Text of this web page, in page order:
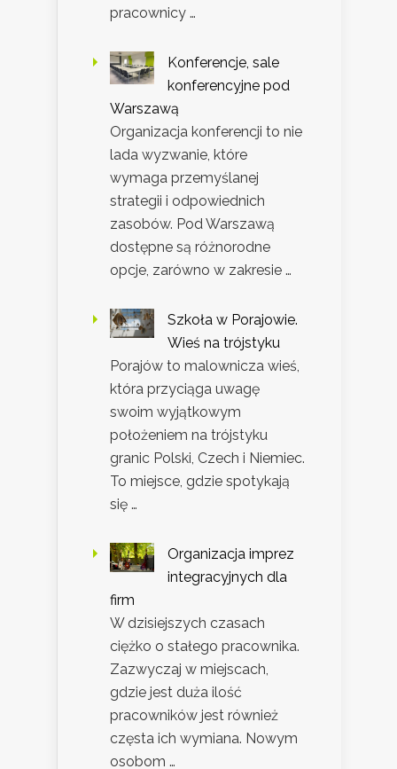
pracownicy …
Konferencje, sale
konferencyjne pod
Warszawą
Organizacja konferencji to nie
lada wyzwanie, które
wymaga przemyślanej
strategii i odpowiednich
zasobów. Pod Warszawą
dostępne są różnorodne
opcje, zarówno w zakresie …
Szkoła w Porajowie.
Wieś na trójstyku
Porajów to malownicza wieś,
która przyciąga uwagę
swoim wyjątkowym
położeniem na trójstyku
granic Polski, Czech i Niemiec.
To miejsce, gdzie spotykają
się …
Organizacja imprez
integracyjnych dla
firm
W dzisiejszych czasach
ciężko o stałego pracownika.
Zazwyczaj w miejscach,
gdzie jest duża ilość
pracowników jest również
częsta ich wymiana. Nowym
osobom …